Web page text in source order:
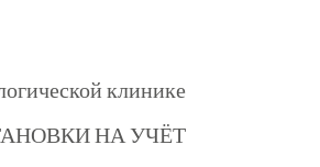
клинике
НА УЧЁТ